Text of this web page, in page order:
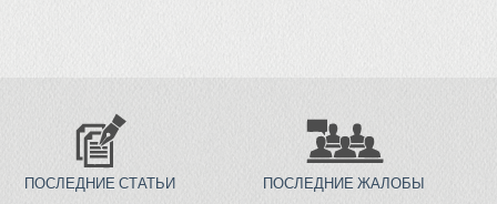
ПОСЛЕДНИЕ СТАТЬИ ПОСЛЕДНИЕ ЖАЛОБЫ